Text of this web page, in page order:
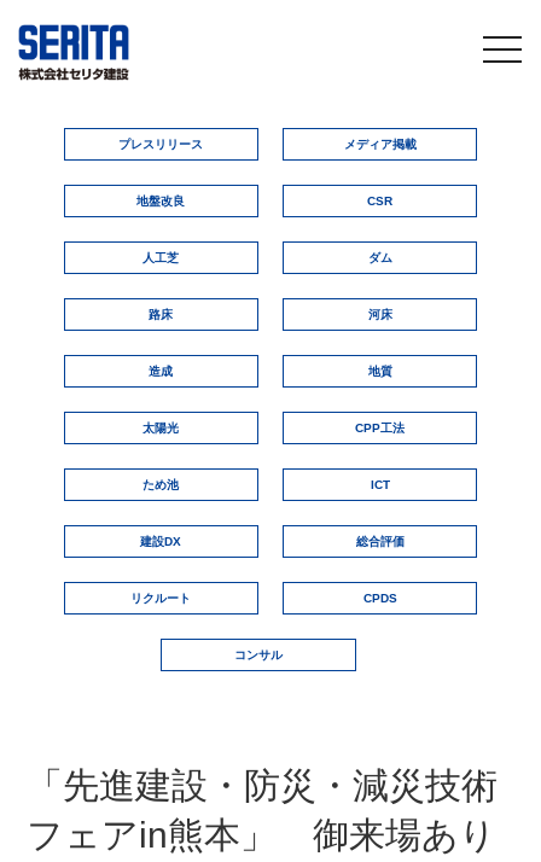
プレスリリース メディア掲載
地盤改良 CSR
人工芝 ダム
路床 河床
造成 地質
太陽光 CPP工法
ため池 ICT
建設DX 総合評価
リクルート CPDS
コンサル
「先進建設・防災・減災技術
フェアin熊本」 御来場あり